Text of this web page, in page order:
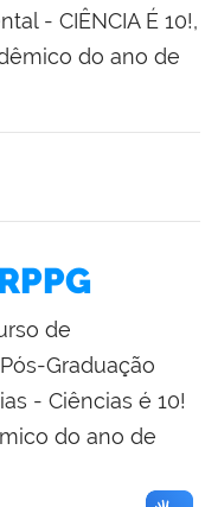
- CIÊNCIA É 10!,
do ano de
de
Graduação
- Ciências é 10!
do ano de